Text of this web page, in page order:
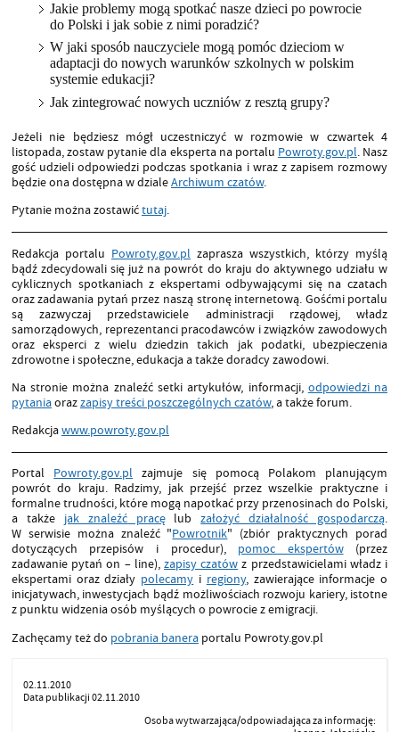
Jakie problemy mogą spotkać nasze dzieci po powrocie
do Polski i jak sobie z nimi poradzić?
W jaki sposób nauczyciele mogą pomóc dzieciom w
adaptacji do nowych warunków szkolnych w polskim
systemie edukacji?
Jak zintegrować nowych uczniów z resztą grupy?
Jeżeli nie będziesz mógł uczestniczyć w rozmowie w czwartek 4
listopada, zostaw pytanie dla eksperta na portalu Powroty.gov.pl. Nasz
gość udzieli odpowiedzi podczas spotkania i wraz z zapisem rozmowy
będzie ona dostępna w dzialeArchiwum czatów.
Pytanie można zostawićtutaj.
Redakcja portalu Powroty.gov.pl zaprasza wszystkich, którzy myślą
bądź zdecydowali się już na powrót do kraju do aktywnego udziału w
cyklicznych spotkaniach z ekspertami odbywającymi się na czatach
oraz zadawania pytań przez naszą stronę internetową. Gośćmi portalu
są zazwyczaj przedstawiciele administracji rządowej, władz
samorządowych, reprezentanci pracodawców i związków zawodowych
oraz eksperci z wielu dziedzin takich jak podatki, ubezpieczenia
zdrowotne i społeczne, edukacja a także doradcy zawodowi.
Na stronie można znaleźć setki artykułów, informacji, odpowiedzi na
pytaniaorazzapisy treści poszczególnych czatów, a także forum.
Redakcjawww.powroty.gov.pl
Portal Powroty.gov.pl zajmuje się pomocą Polakom planującym
powrót do kraju. Radzimy, jak przejść przez wszelkie praktyczne i
formalne trudności, które mogą napotkać przy przenosinach do Polski,
a także jak znaleźć pracęlubzałożyć działalność gospodarczą.
W serwisie można znaleźć "Powrotnik" (zbiór praktycznych porad
dotyczących przepisów i procedur), pomoc ekspertów(przez
zadawanie pytań on – line), zapisy czatów z przedstawicielami władz i
ekspertami oraz działy polecamy i regiony, zawierające informacje o
inicjatywach, inwestycjach bądź możliwościach rozwoju kariery, istotne
z punktu widzenia osób myślących o powrocie z emigracji.
Zachęcamy też do pobrania baneraportalu Powroty.gov.pl
02.11.2010
Data publikacji 02.11.2010
Osoba wytwarzająca/odpowiadająca za informację: